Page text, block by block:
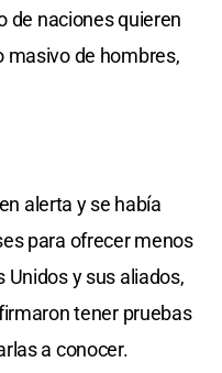
de naciones quieren
masivo de hombres,
alerta y se había
para ofrecer menos
Unidos y sus aliados,
tener pruebas
a conocer.